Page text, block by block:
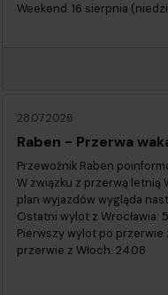
Weekend. 16 sierpnia
28.07.2026
Raben - Przerwa
Przewoźnik Raben
W związku z przerwą letnią
plan wyjazdów wygląda
Ostatni wylot z Wrocławia:
Pierwszy wylot po przerwie
przerwie z Włoch: 24.08